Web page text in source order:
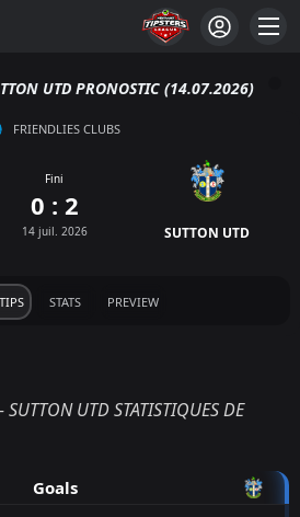
UTD PRONOSTIC (14.07.2026)
FRIENDLIES CLUBS
Fini
0 : 2
14 juil. 2026 SUTTON UTD
STATS PREVIEW
UTD STATISTIQUES DE
Goals